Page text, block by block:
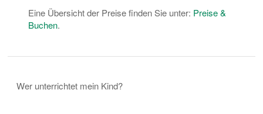
Eine Übersicht der Preise finden Sie unter: Preise &
Buchen.
Wer unterrichtet mein Kind?